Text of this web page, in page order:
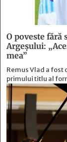
O poveste fără
Argeşului:
mea”
Remus Vlad a fost
primului titlu al